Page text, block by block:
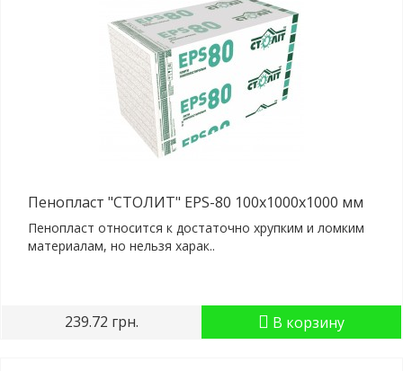
Пенопласт "СТОЛИТ" EPS-80 100x1000x1000 мм
Пенопласт относится к достаточно хрупким и ломким
материалам, но нельзя харак..
239.72 грн. В корзину